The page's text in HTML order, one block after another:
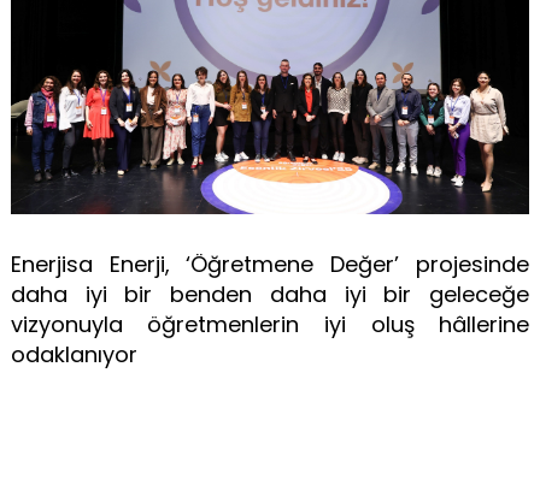
Enerjisa Enerji, ‘Öğretmene Değer’ projesinde
daha iyi bir benden daha iyi bir geleceğe
vizyonuyla öğretmenlerin iyi oluş hâllerine
odaklanıyor